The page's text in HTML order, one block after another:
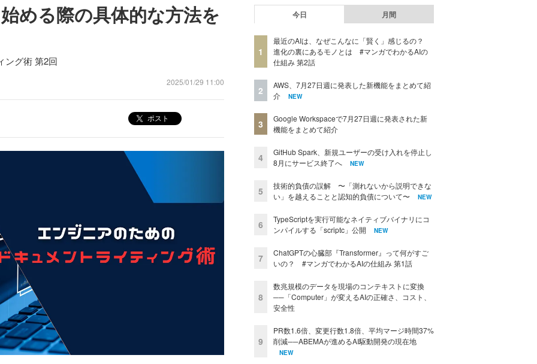
める際の具体的な方法を
ング術 第2回
2025/01/29 11:00
ポスト
今日 月間
1
最近のAIは、なぜこんなに「賢く」感じるの？
進化の裏にあるモノとは #マンガでわかるAIの
仕組み 第2話
2
AWS、7月27日週に発表した新機能をまとめて紹
介
NEW
3
Google Workspaceで7月27日週に発表された新
機能をまとめて紹介
4
GitHub Spark、新規ユーザーの受け入れを停止し
8月にサービス終了へ
NEW
5
技術的負債の誤解 〜「測れないから説明できな
い」を越えることと認知的負債について〜
NEW
6
TypeScriptを実行可能なネイティブバイナリにコ
ンパイルする「scriptc」公開
NEW
7
ChatGPTの心臓部『Transformer』って何がすご
いの？ #マンガでわかるAIの仕組み 第1話
8
数兆規模のデータを現場のコンテキストに変換
──「Computer」が変えるAIの正確さ、コスト、
安全性
9
PR数1.6倍、変更行数1.8倍、平均マージ時間37%
削減──ABEMAが進めるAI駆動開発の現在地
NEW